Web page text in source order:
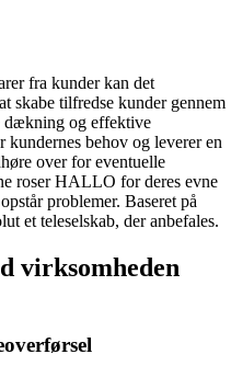
fra kunder kan det
skabe tilfredse kunder gennem
dækning og effektive
behov og leverer en
over for eventuelle
roser HALLO for deres evne
problemer. Baseret på
et teleselskab, der anbefales.
virksomheden